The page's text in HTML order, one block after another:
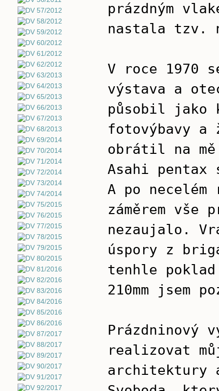
prázdným
nastala tzv.
V roce 1970
výstava a
působil jako
fotovýbavy
obrátil na
Asahi pentax
A po
záměrem
nezaujalo.
úspory z
tenhle poklad
210mm jsem
Prázdninový
realizovat
architektury